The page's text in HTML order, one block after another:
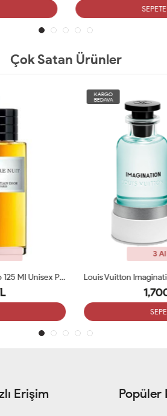
Çok Satan Ürünler
Christian Dior Ambre Nuit Edp 125 Ml Unisex Parfüm ARC
KARGO
BEDAVA
3 Al
Louis Vuitton
Erişim Popüler